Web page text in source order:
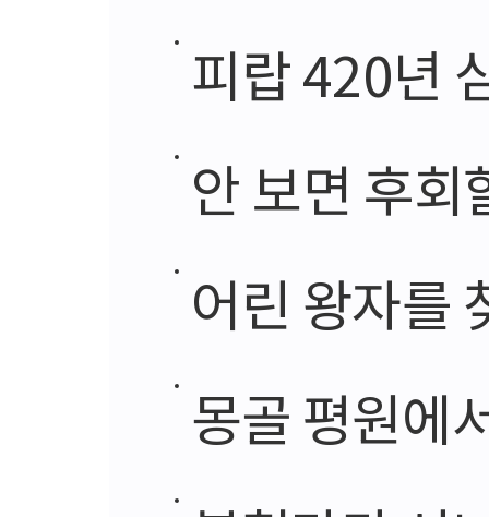
피랍 420년
안 보면 후회할
어린 왕자를 찾
몽골 평원에